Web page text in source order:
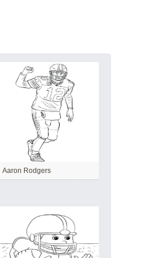
Aaron Rodgers